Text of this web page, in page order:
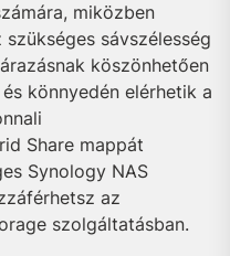
miközben
sávszélesség
köszönhetően
könnyedén elérhetik a
Share mappát
Synology NAS
az
szolgáltatásban.